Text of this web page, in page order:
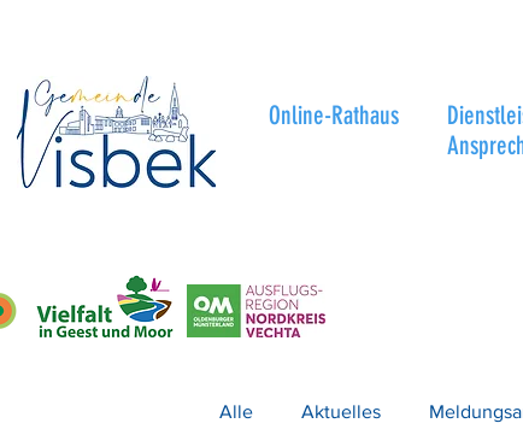
Online-Rathaus
Alle Aktuelles